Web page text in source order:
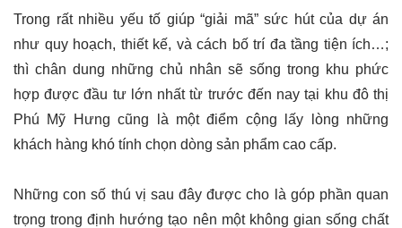
Trong rất nhiều yếu tố giúp “giải mã” sức hút của dự án
như quy hoạch, thiết kế, và cách bố trí đa tầng tiện ích…;
thì chân dung những chủ nhân sẽ sống trong khu phức
hợp được đầu tư lớn nhất từ trước đến nay tại khu đô thị
Phú Mỹ Hưng cũng là một điểm cộng lấy lòng những
khách hàng khó tính chọn dòng sản phẩm cao cấp.
Những con số thú vị sau đây được cho là góp phần quan
trọng trong định hướng tạo nên một không gian sống chất